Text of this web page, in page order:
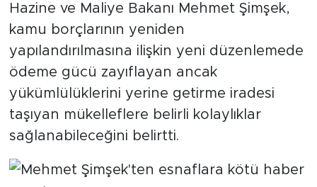
Hazine ve Maliye Bakanı Mehmet Şimşek,
kamu borçlarının yeniden
yapılandırılmasına ilişkin yeni düzenlemede
ödeme gücü zayıflayan ancak
yükümlülüklerini yerine getirme iradesi
taşıyan mükelleflere belirli kolaylıklar
sağlanabileceğini belirtti.
EKONOMİ
SPOR
KÜLTÜR SANAT
YAŞAM
TARİHTEN GÜNÜMÜZE